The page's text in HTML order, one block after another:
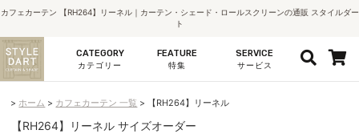
カフェカーテン 【RH264】リーネル｜カーテン・シェード・ロールスクリーンの通販 スタイルダー
ト
CATEGORY
カテゴリー
FEATURE
特集
SERVICE
サービス
ホーム カフェカーテン 一覧 【RH264】リーネル
【RH264】リーネル サイズオーダー